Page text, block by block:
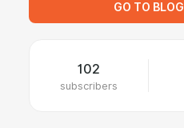
GO TO BLOG
102
subscribers